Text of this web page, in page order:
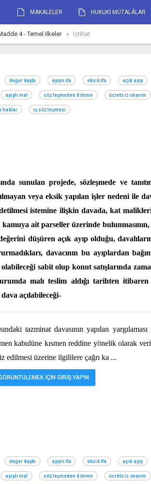
MAKALELER HUKUKİ MÜTALÂLAR
4 - Temel ilkeler İçtihat
değer kaybı ayıplı ifa eksik ifa açık ayıp
ayıplı mal sözleşmeden dönme ücretsiz onarım
haklar iş sözleşmesi
sunulan projede, sözleşmede ve
veya eksik yapılan işler nedeni ile
istemine ilişkin davada, kat
kamuya ait parseller üzerinde bulunmasının,
düşüren açık ayıp olduğu,
davacının bu ayıplardan
sabit olup konut satışlarında
malı teslim aldığı tarihten itibaren
açılabileceği-
tazminat davasının yapılan
kabulüne kısmen reddine yönelik olarak
edilmesi üzerine ilgililere çağrı ka ...
İÇİN GİRİŞ YAPIN
değer kaybı ayıplı ifa eksik ifa açık ayıp
ayıplı mal sözleşmeden dönme ücretsiz onarım